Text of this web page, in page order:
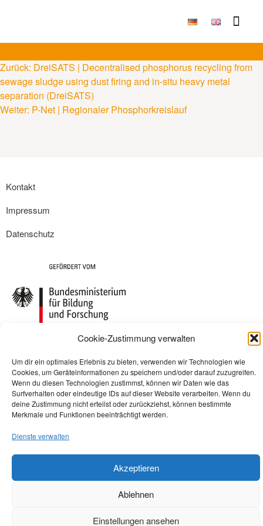
Cookie-Zustimmung verwalten
Um dir ein optimales Erlebnis zu bieten, verwenden wir Technologien wie
Cookies, um Geräteinformationen zu speichern und/oder darauf zuzugreifen.
Wenn du diesen Technologien zustimmst, können wir Daten wie das
Surfverhalten oder eindeutige IDs auf dieser Website verarbeiten. Wenn du
deine Zustimmung nicht erteilst oder zurückziehst, können bestimmte
Merkmale und Funktionen beeinträchtigt werden.
Dienste verwalten
Akzeptieren
Ablehnen
Einstellungen ansehen
Zurück: DreiSATS | Decentralised phosphorus recycling from
sewage sludge using dust firing and in-situ heavy metal
separation (DreiSATS)
Weiter: P-Net | Regionaler Phosphorkreislauf
Kontakt
Impressum
Datenschutz